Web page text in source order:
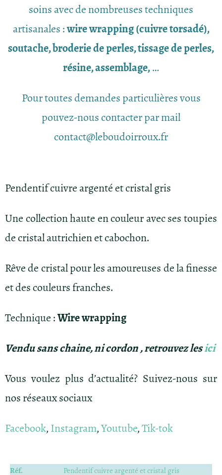
soins avec de nombreuses techniques
artisanales :wire wrapping (cuivre torsadé),
soutache, broderie de perles, tissage de perles,
résine, assemblage,…
Pour toutes demandes particulières vous
pouvez-nous contacter par mail
contact@leboudoirroux.fr
Pendentif cuivre argenté et cristal gris
Une collection haute en couleur avec ses toupies
de cristal autrichien et cabochon.
Rêve de cristal pour les amoureuses de la finesse
et des couleurs franches.
Technique :Wire wrapping
Vendu sans chaine, ni cordon , retrouvez lesici
Vous voulez plus d’actualité? Suivez-nous sur
nos réseaux sociaux
Facebook,Instagram,Youtube,Tik-tok
Réf. Pendentif cuivre argenté et cristal gris